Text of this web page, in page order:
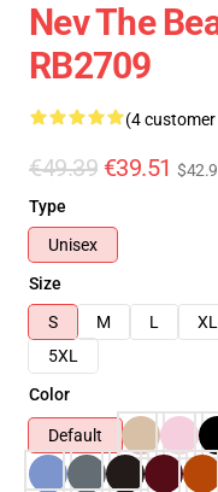
Nev The
RB2709
(4
€49.39 €39.51
Type
Unisex
Size
S
M L XL
5XL
Color
Default